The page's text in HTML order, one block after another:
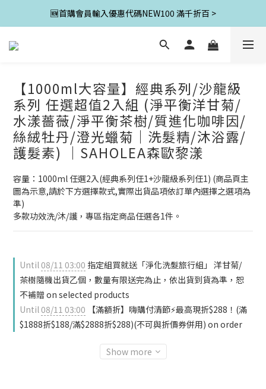
🆕首購會員輸入優惠代碼NEW100 滿千折百 >
【1000ml大容量】經典系列/沙龍級
系列 任選超值2入組 (淨平衡洋甘菊/
水漾薔薇/淨平衡茶樹/質進化咖啡因/
絲絨牡丹/澄光蠟菊｜洗髮精/沐浴露/
護髮素) ｜SAHOLEA森歐黎漾
容量：1000ml 任選2入(經典系列任1+沙龍級系列任1) (商品頁主
圖為示意,請於下方選擇款式,實際出貨品項依訂單內選擇之選項為
準)
多款功效洗/沐/護，專區指定商品任選各1件。
Until08/11 03:00 指定組買就送「淨化洗髮旅行組」 洋甘菊/
茶樹隨機出貨乙個，數量有限送完為止，依出貨到貨為準，恕
不補贈 on selected products
Until08/11 03:00 【滿額折】嗨購付清節⚡最高現折$288！(滿
$1888折$188/滿$2888折$288)(不可與折價券併用) on order
Show more